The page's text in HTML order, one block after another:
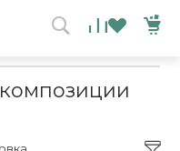
готовые композиции